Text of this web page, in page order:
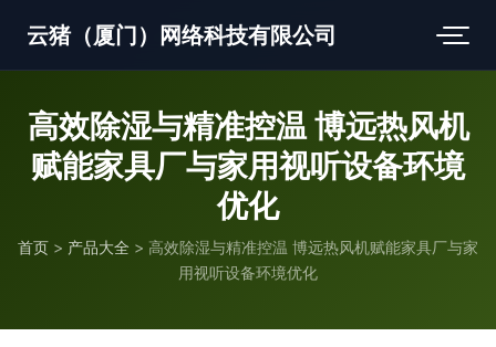
云猪（厦门）网络科技有限公司
高效除湿与精准控温 博远热风机
赋能家具厂与家用视听设备环境
优化
首页 > 产品大全 > 高效除湿与精准控温 博远热风机赋能家具厂与家
用视听设备环境优化